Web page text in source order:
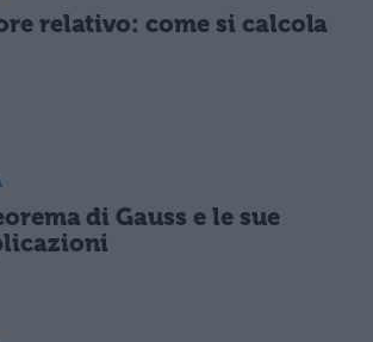
relativo: come si calcola
di Gauss e le sue